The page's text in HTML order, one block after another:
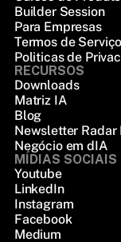
Builder Session
Para Empresas
Termos de Serviço
Politicas de
RECURSOS
Downloads
Matriz IA
Blog
Newsletter Radar
Negócio em dIA
MÍDIAS SOCIAIS
Youtube
LinkedIn
Instagram
Facebook
Medium